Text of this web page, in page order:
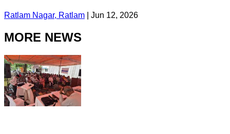
Ratlam Nagar, Ratlam Jun 12, 2026
MORE NEWS